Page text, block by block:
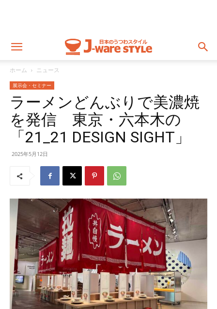
ホーム ニュース
展示会・セミナー
ラーメンどんぶりで美濃焼
を発信 東京・六本木の
「21_21 DESIGN SIGHT」
2025年5月12日